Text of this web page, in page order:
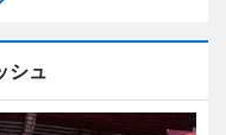
シュ